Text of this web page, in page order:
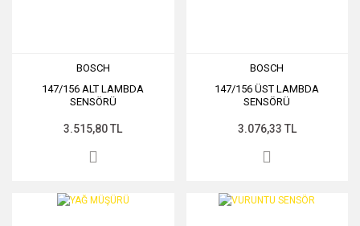
BOSCH
147/156 ALT LAMBDA
SENSÖRÜ
3.515,80 TL
BOSCH
147/156 ÜST LAMBDA
SENSÖRÜ
3.076,33 TL